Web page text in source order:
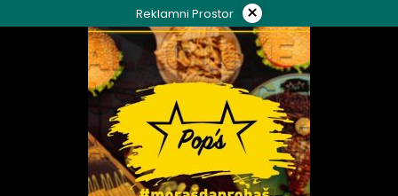
to
Reklamni Prostor ×